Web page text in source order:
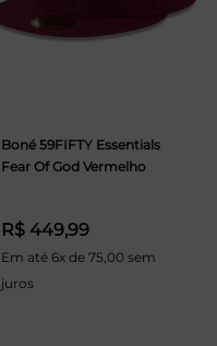
Boné 59FIFTY Essentials
Fear Of God Vermelho
R$ 449,99
Em até 6x de 75,00 sem
juros